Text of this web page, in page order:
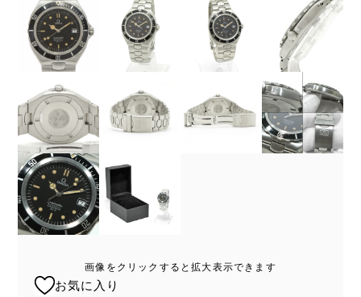
画像をクリックすると拡大表示できます
お気に入り